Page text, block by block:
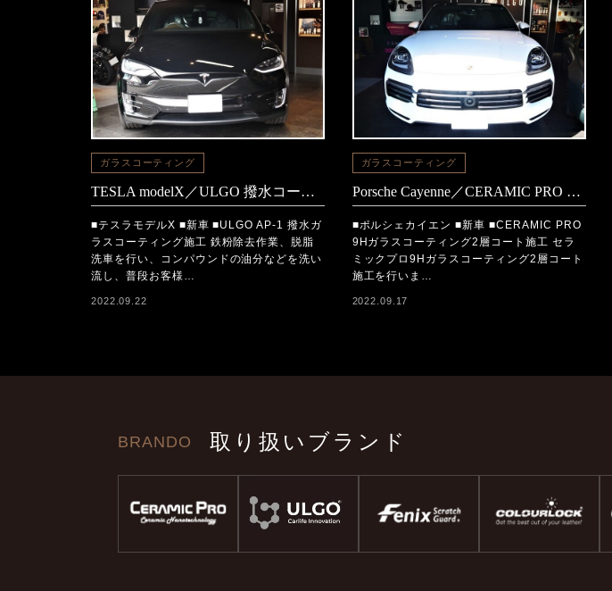
ガラスコーティング
TESLA modelX／ULGO 撥水コーティング施工
■テスラモデルX ■新車 ■ULGO AP-1 撥水ガ
ラスコーティング施工 鉄粉除去作業、脱脂
洗車を行い、コンパウンドの油分などを洗い
流し、普段お客様…
2022.09.22
ガラスコーティング
Porsche Cayenne／CERAMIC PRO 9Hコーティング施工
■ポルシェカイエン ■新車 ■CERAMIC PRO
9Hガラスコーティング2層コート施工 セラ
ミックプロ9Hガラスコーティング2層コート
施工を行いま…
2022.09.17
BRANDO 取り扱いブランド